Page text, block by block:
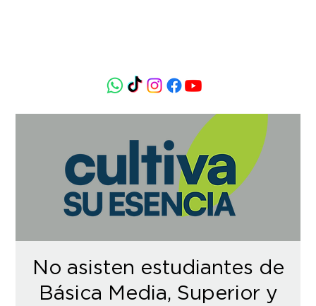
No asisten estudiantes de
Básica Media, Superior y